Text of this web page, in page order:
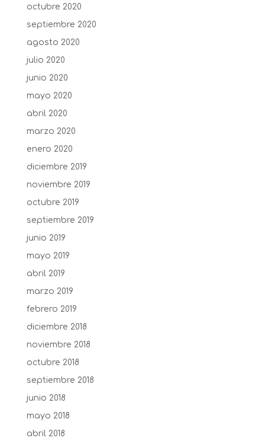
octubre 2020
septiembre 2020
agosto 2020
julio 2020
junio 2020
mayo 2020
abril 2020
marzo 2020
enero 2020
diciembre 2019
noviembre 2019
octubre 2019
septiembre 2019
junio 2019
mayo 2019
abril 2019
marzo 2019
febrero 2019
diciembre 2018
noviembre 2018
octubre 2018
septiembre 2018
junio 2018
mayo 2018
abril 2018